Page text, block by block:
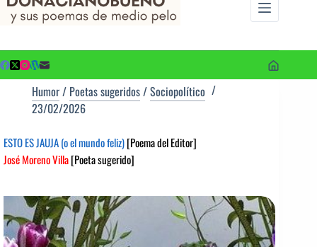
contenido
Humor/ Poetas sugeridos/Sociopolítico
23/02/2026
ESTO ES JAUJA (o el mundo feliz)[Poema del Editor]
José Moreno Villa[Poeta sugerido]